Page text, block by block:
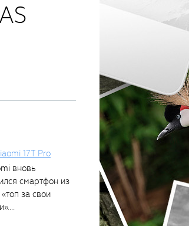
17T Pro
вновь
смартфон из
за свои